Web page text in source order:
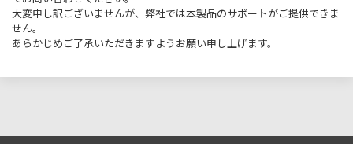
大変申し訳ございませんが、弊社では本製品のサポートがご提供できま
せん。
あらかじめご了承いただきますようお願い申し上げます。